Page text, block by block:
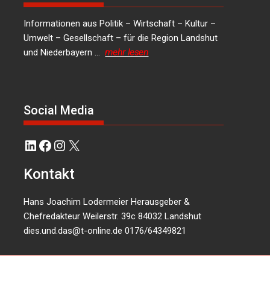
Informationen aus Politik – Wirtschaft – Kultur –
Umwelt – Gesellschaft – für die Region Landshut
und Niederbayern …mehr lesen
Social Media
LinkedIn
Facebook
Instagram
X
Kontakt
Hans Joachim Lodermeier Herausgeber &
Chefredakteur Weilerstr. 39c 84032 Landshut
dies.und.das@t-online.de 0176/64349821